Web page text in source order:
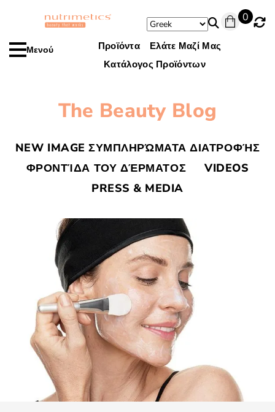
0
Μενού Προϊόντα
Ελάτε Μαζί Μας
Κατάλογος Προϊόντων
The Beauty Blog
NEW IMAGE ΣΥΜΠΛΗΡΏΜΑΤΑ ΔΙΑΤΡΟΦΉΣ
ΦΡΟΝΤΊΔΑ ΤΟΥ ΔΈΡΜΑΤΟΣ
VIDEOS
PRESS & MEDIA